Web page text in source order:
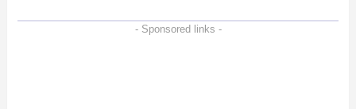
- Sponsored links -